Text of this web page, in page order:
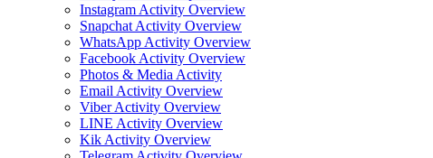
Instagram Activity Overview
Snapchat Activity Overview
WhatsApp Activity Overview
Facebook Activity Overview
Photos & Media Activity
Email Activity Overview
Viber Activity Overview
LINE Activity Overview
Kik Activity Overview